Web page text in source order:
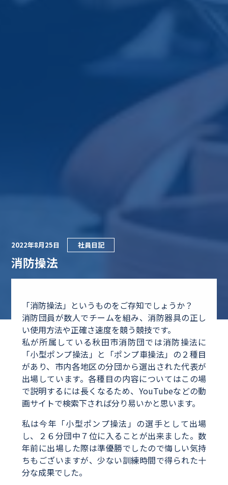
2022年8月25日 社員日記
消防操法
「消防操法」というものをご存知でしょうか？
消防団員が数人でチームを組み、消防器具の正し
い使用方法や正確さ速度を競う競技です。
私が所属している秋田市消防団では消防操法に
「小型ポンプ操法」と「ポンプ車操法」の２種目
があり、市内各地区の分団から選出された代表が
出場しています。各種目の内容についてはこの場
で説明するには長くなるため、YouTubeなどの動
画サイトで検索下されば分り易いかと思います。
私は今年「小型ポンプ操法」の選手として出場
し、２６分団中７位に入ることが出来ました。数
年前に出場した際は準優勝でしたので悔しい気持
ちもございますが、少ない訓練時間で得られた十
分な成果でした。